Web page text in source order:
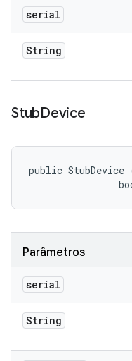
serial
String
StubDevice
public
Parâmetros
serial
String